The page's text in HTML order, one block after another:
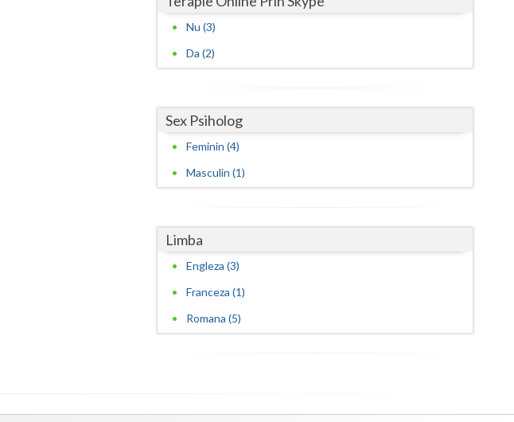
Nu (3)
Da (2)
Sex Psiholog
Feminin (4)
Masculin (1)
Limba
Engleza (3)
Franceza (1)
Romana (5)